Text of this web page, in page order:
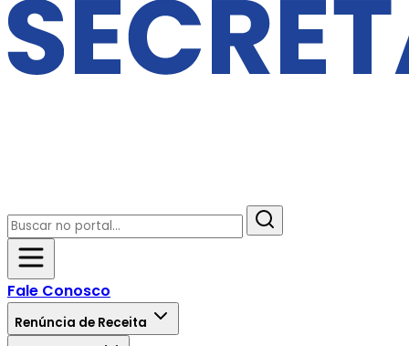
Fale Conosco
Renúncia de Receita